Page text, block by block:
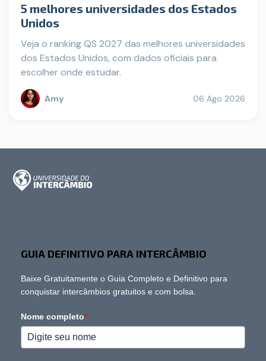
5 melhores universidades dos Estados
Unidos
Veja o ranking QS 2027 das melhores universidades
dos Estados Unidos, com dados oficiais para
escolher onde estudar.
Amy 06 Ago 2026
GUIA DEFINITIVO PARA INTERCÂMBIO
Baixe Gratuitamente o Guia Completo e Definitivo para
conquistar intercâmbios gratuitos e com bolsa.
Nome completo*